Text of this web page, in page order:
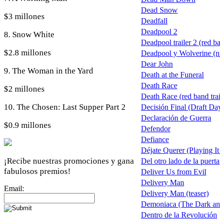
$3 millones
8. Snow White
$2.8 millones
9. The Woman in the Yard
$2 millones
10. The Chosen: Last Supper Part 2
$0.9 millones
¡Recibe nuestras promociones y gana
fabulosos premios!
Email:
Dead Snow
Deadfall
Deadpool 2
Deadpool trailer 2 (red
Deadpool y Wolverine
Dear John
Death at the Funeral
Death Race
Death Race (red band
Decisión Final (Draft
Declaración de Guerra
Defendor
Defiance
Déjate Querer (Playing
Del otro lado de la puerta
Deliver Us from Evil
Delivery Man
Delivery Man (teaser)
Demoniaca (The Dark
Dentro de la Revolución